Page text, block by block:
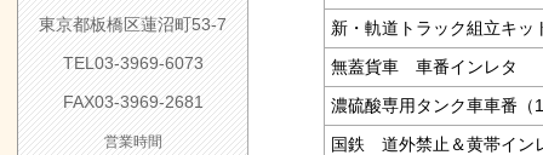
新・軌道トラック組立キ
無蓋貨車 車番インレタ
濃硫酸専用タンク車車番（
国鉄 道外禁止＆黄帯イン
東京都板橋区蓮沼町53-7
TEL03-3969-6073
FAX03-3969-2681
営業時間